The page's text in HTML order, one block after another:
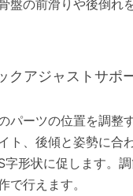
盤の前滑りや後倒れ
クアジャストサポ
パーツの位置を調整
ト、後傾と姿勢に合
字形状に促します。
で行えます。